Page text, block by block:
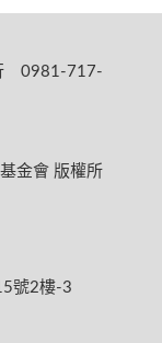
0981-717-
金會 版權所
號2樓-3